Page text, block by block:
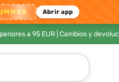
Abrir app
a 95 EUR| Cambios y